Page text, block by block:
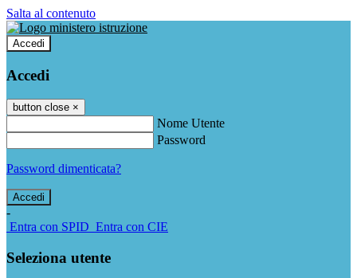
Salta al contenuto
Accedi
Accedi
button close ×
Nome Utente
Password
Password dimenticata?
-
Entra con SPID Entra con CIE
Seleziona utente